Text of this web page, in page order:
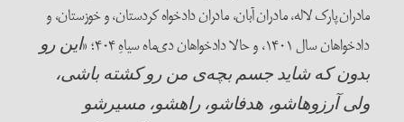
مادران پارک لاله، مادران آبان، مادران دادخواه کردستان، و خوزستان، و
دادخواهان سال ۱۴۰۱، و حالا دادخواهان دی‌ماه سیاهِ ۴۰۴؛ «
این رو
بدون که شاید جسم بچه‌ی من رو کشته باشی،
ولی آرزوهاشو، هدفاشو، راهشو، مسیرشو